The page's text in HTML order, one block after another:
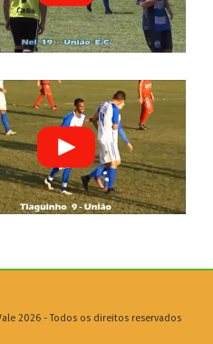
2026 - Todos os direitos reservados